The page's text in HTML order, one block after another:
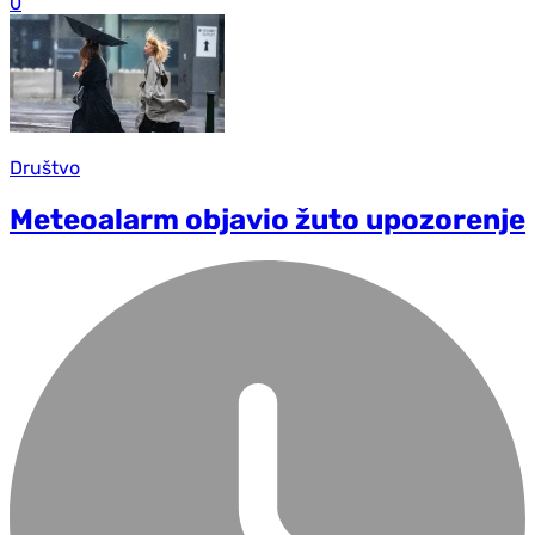
Društvo
Meteoalarm objavio žuto upozorenje